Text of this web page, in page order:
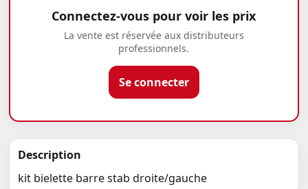
Connectez-vous pour voir les prix
La vente est réservée aux distributeurs
professionnels.
Se connecter
Description
kit bielette barre stab droite/gauche